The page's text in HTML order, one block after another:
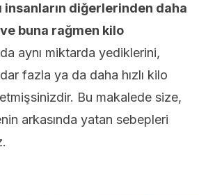
insanların diğerlerinden daha
buna rağmen kilo
aynı miktarda yediklerini,
fazla ya da daha hızlı kilo
etmişsinizdir. Bu makalede size,
arkasında yatan sebepleri